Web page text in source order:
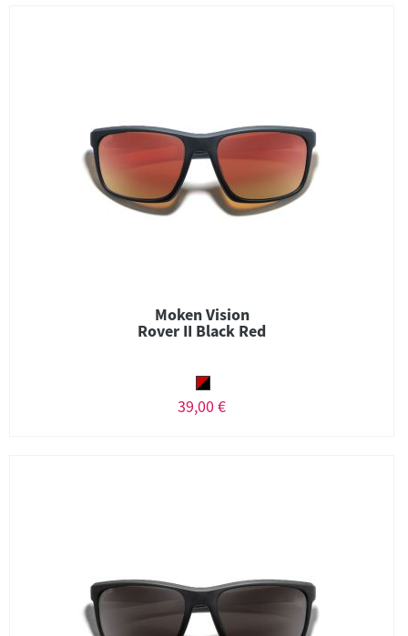
Moken Vision
Rover II Black Red
39,00 €